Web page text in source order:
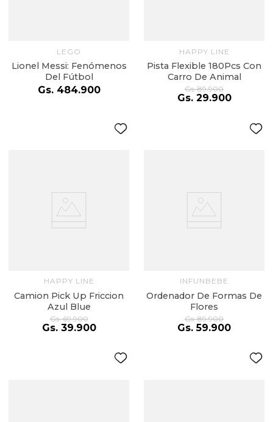
LEGO
Lionel Messi: Fenómenos
Del Fútbol
Gs. 484.900
HAPPY LINE
Pista Flexible 180Pcs Con
Carro De Animal
Gs. 89.900
Gs. 29.900
HAPPY LINE
Camion Pick Up Friccion
Azul Blue
Gs. 69.900
Gs. 39.900
INFUNBEBE
Ordenador De Formas De
Flores
Gs. 89.900
Gs. 59.900